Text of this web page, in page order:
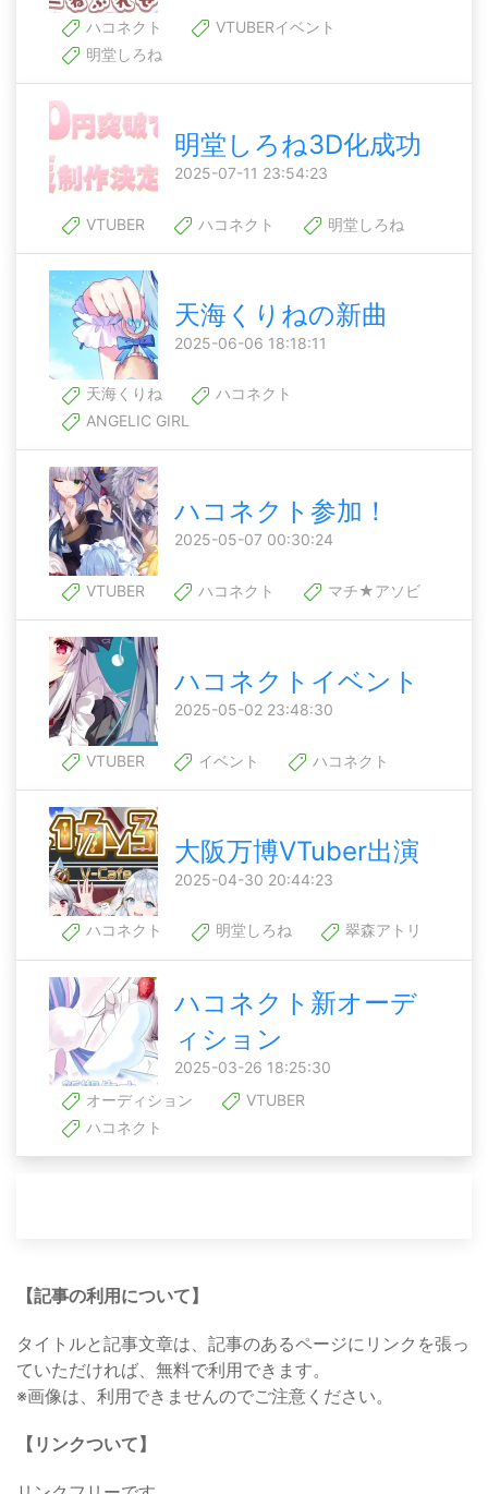
ハコネクト
VTUBERイベント
明堂しろね
明堂しろね3D化成功
2025-07-11 23:54:23
VTUBER ハコネクト 明堂しろね
天海くりねの新曲
2025-06-06 18:18:11
天海くりね
ハコネクト
ANGELIC GIRL
ハコネクト参加！
2025-05-07 00:30:24
VTUBER ハコネクト マチ★アソビ
ハコネクトイベント
2025-05-02 23:48:30
VTUBER イベント ハコネクト
大阪万博VTuber出演
2025-04-30 20:44:23
ハコネクト 明堂しろね 翠森アトリ
ハコネクト新オーデ
ィション
2025-03-26 18:25:30
オーディション
VTUBER
ハコネクト
【記事の利用について】
タイトルと記事文章は、記事のあるページにリンクを張っ
ていただければ、無料で利用できます。
※画像は、利用できませんのでご注意ください。
【リンクついて】